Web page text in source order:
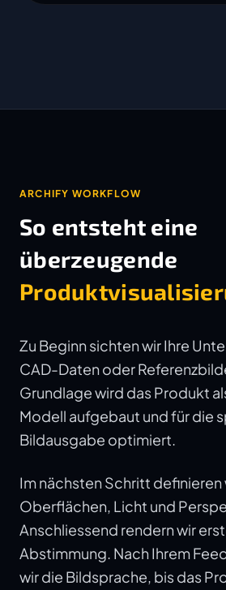
ARCHIFY WORKFLOW
So entsteht eine
überzeugende
Zu Beginn sichten wir Ihre
CAD-Daten oder
Grundlage wird das Produkt
Modell aufgebaut und für die
Bildausgabe optimiert.
Im nächsten Schritt definieren
Oberflächen, Licht und
Anschliessend rendern wir
Abstimmung. Nach Ihrem
wir die Bildsprache, bis das